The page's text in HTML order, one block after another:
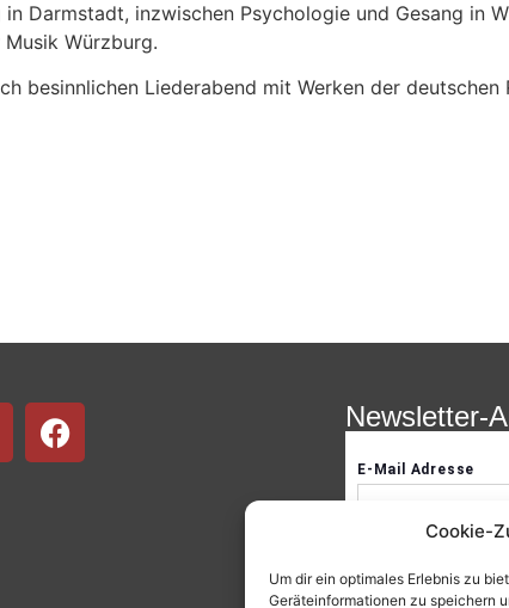
Cookie-
Um dir ein optimales Erlebnis zu
Geräteinformationen zu speichern
Darmstadt, inzwischen Psychologie und Gesang in
Würzburg.
besinnlichen Liederabend mit Werken der deutschen
Newsletter-